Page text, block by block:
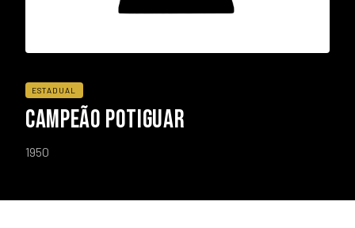
ESTADUAL
CAMPEÃO POTIGUAR
1950